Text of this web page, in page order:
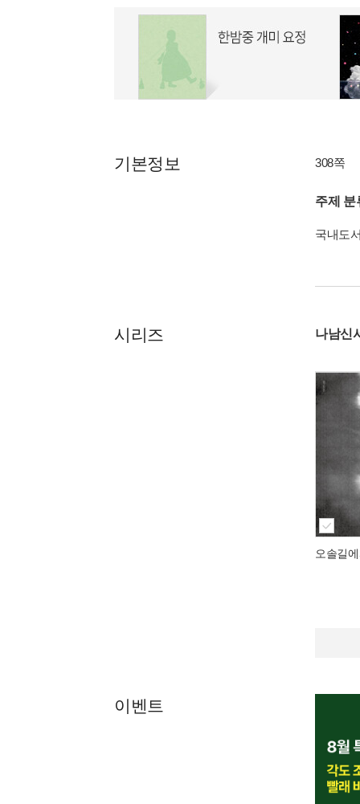
기본정보 308쪽
주제 분
국내도
시리즈 나남신
오솔길
이벤트